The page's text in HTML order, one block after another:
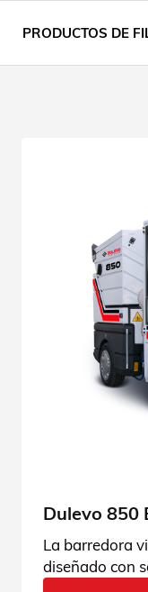
PRODUCTOS DE
Dulevo 850
La barredora
diseñado con